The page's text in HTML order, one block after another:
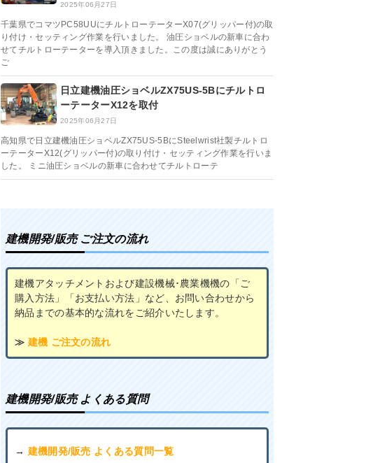
2025年06月27日
千葉県でコマツPC58UUにチルトローテーターX07(グリッパー付)の取
り付け・セッティング作業を行いました。 油圧ショベルの新車に合わ
せてチルトローテーターを導入頂きました。この度は誠にありがとう
ご
日立建機油圧ショベルZX75US-5Bにチルトロ
ーテーターX12を取付
2025年06月27日
高知県で日立建機油圧ショベルZX75US-5BにSteelwrist社製チルトロ
ーテーターX12(グリッパー付)の取り付け・セッティング作業を行いま
した。 ミニ油圧ショベルの新車に合わせてチルトローテ
建機開発/販売 ご注文の流れ
建機アタッチメントおよび建設機械･農業機機の「ご
購入方法」「お支払い方法」など、お問い合わせから
納品までの基本的な流れをご紹介いたします。
≫ 建機 ご注文の流れ
建機開発/販売 よくある質問
→ 建機開発/販売 よくある質問一覧